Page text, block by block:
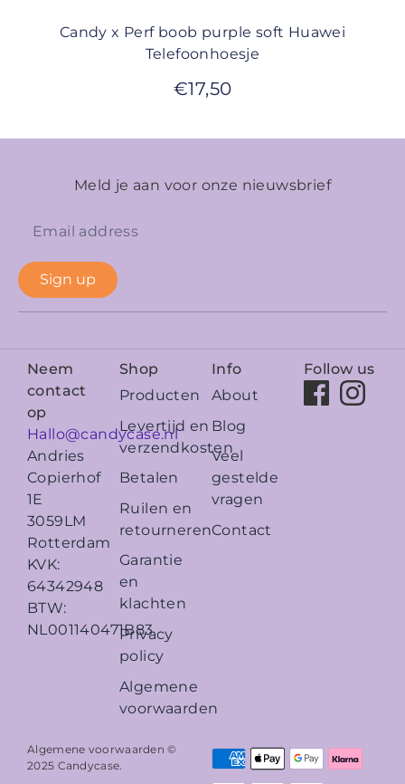
Candy x Perf boob purple soft Huawei
Telefoonhoesje
€17,50
Meld je aan voor onze nieuwsbrief
Sign up
Neem
contact
op
Hallo@candycase.nl
Andries
Copierhof
1E
3059LM
Rotterdam
KVK:
64342948
BTW:
NL001140471B83
Shop
Producten
Levertijd en
verzendkosten
Betalen
Ruilen en
retourneren
Garantie
en
klachten
Privacy
policy
Algemene
voorwaarden
Info
About
Blog
Veel
gestelde
vragen
Contact
Follow us
Algemene voorwaarden ©
2025 Candycase.